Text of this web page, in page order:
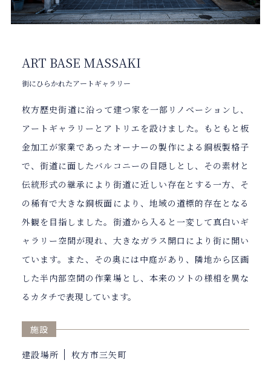
ART BASE MASSAKI
街にひらかれたアートギャラリー
枚方歴史街道に沿って建つ家を一部リノベーションし、
アートギャラリーとアトリエを設けました。もともと板
金加工が家業であったオーナーの製作による銅板製格子
で、街道に面したバルコニーの目隠しとし、その素材と
伝統形式の継承により街道に近しい存在とする一方、そ
の稀有で大きな銅板面により、地域の道標的存在となる
外観を目指しました。街道から入ると一変して真白いギ
ャラリー空間が現れ、大きなガラス開口により街に開い
ています。また、その奥には中庭があり、隣地から区画
した半内部空間の作業場とし、本来のソトの様相を異な
るカタチで表現しています。
施設
建設場所
枚方市三矢町